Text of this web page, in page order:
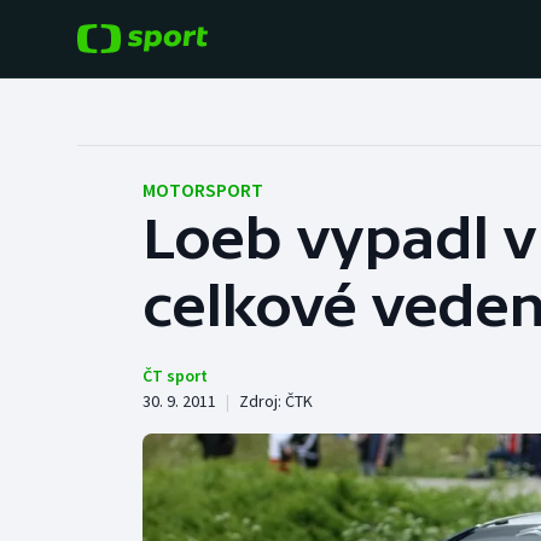
Hokej
Tenis
Cyklistika
Baseball a softbal
Basketbal
Boby a skeleton
Box
MOTORSPORT
Loeb vypadl
celkové
ČT sport
30. 9. 2011 | Zdroj: ČTK